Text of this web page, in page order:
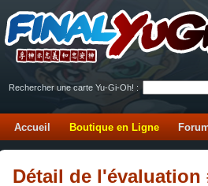
Rechercher une carte Yu-Gi-Oh! :
Accueil Boutique en Ligne
Détail de l'évaluation